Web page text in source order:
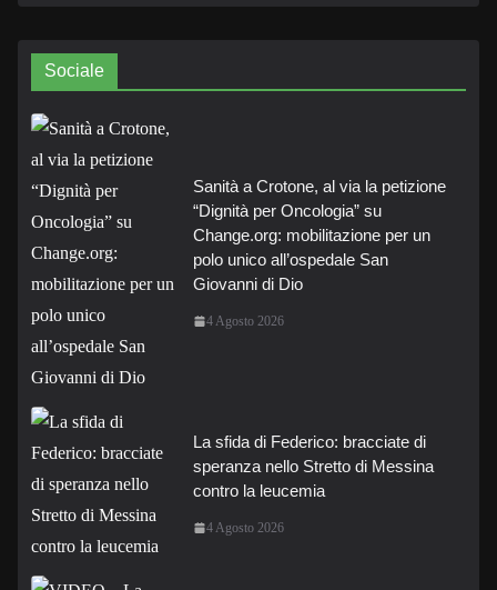
Sociale
Sanità a Crotone, al via la petizione
“Dignità per Oncologia” su
Change.org: mobilitazione per un
polo unico all’ospedale San
Giovanni di Dio
4 Agosto 2026
La sfida di Federico: bracciate di
speranza nello Stretto di Messina
contro la leucemia
4 Agosto 2026